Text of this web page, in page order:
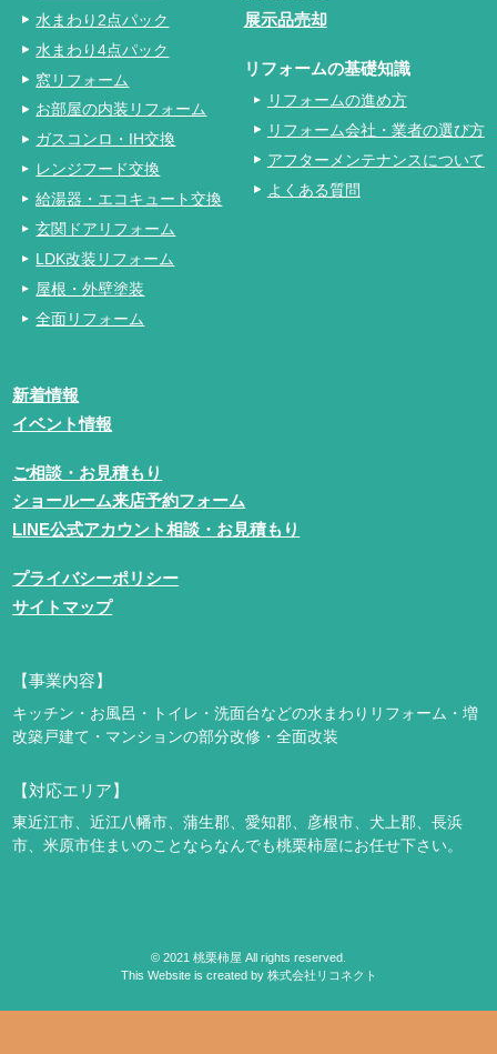
水まわり2点パック
水まわり4点パック
窓リフォーム
お部屋の内装リフォーム
ガスコンロ・IH交換
レンジフード交換
給湯器・エコキュート交換
玄関ドアリフォーム
LDK改装リフォーム
屋根・外壁塗装
全面リフォーム
展示品売却
リフォームの基礎知識
リフォームの進め方
リフォーム会社・業者の選び方
アフターメンテナンスについて
よくある質問
新着情報
イベント情報
ご相談・お見積もり
ショールーム来店予約フォーム
LINE公式アカウント相談・お見積もり
プライバシーポリシー
サイトマップ
【事業内容】
キッチン・お風呂・トイレ・洗面台などの水まわりリフォーム・増
改築戸建て・マンションの部分改修・全面改装
【対応エリア】
東近江市、近江八幡市、蒲生郡、愛知郡、彦根市、犬上郡、長浜
市、米原市住まいのことならなんでも桃栗柿屋にお任せ下さい。
© 2021 桃栗柿屋 All rights reserved.
This Website is created by 株式会社リコネクト